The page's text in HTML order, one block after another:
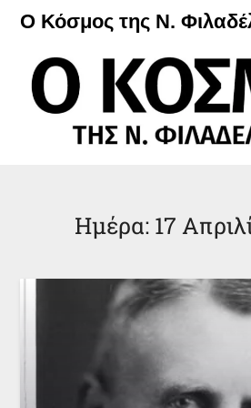
Μετάβαση
περιεχόμενο
Ο Κόσμος της Ν.
Ημέρα: 17